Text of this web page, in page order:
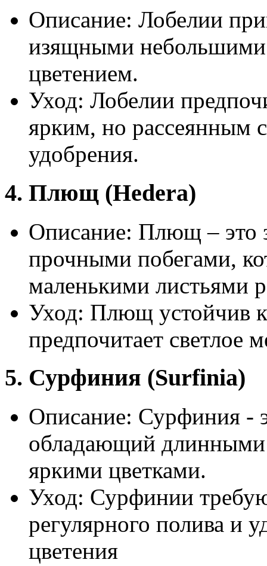
Описание: Лобелии
изящными
цветением.
Уход: Лобелии
ярким, но рассеянным
удобрения.
4. Плющ (Hedera)
Описание: Плющ – это
прочными побегами,
маленькими листьями
Уход: Плющ устойчив
предпочитает светлое
5. Сурфиния (Surfinia)
Описание: Сурфиния -
обладающий
яркими цветками.
Уход: Сурфинии
регулярного полива и
цветения